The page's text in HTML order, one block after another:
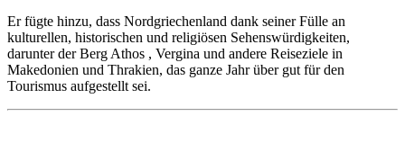
Er fügte hinzu, dass Nordgriechenland dank seiner Fülle an
kulturellen, historischen und religiösen Sehenswürdigkeiten,
darunter der Berg Athos , Vergina und andere Reiseziele in
Makedonien und Thrakien, das ganze Jahr über gut für den
Tourismus aufgestellt sei.